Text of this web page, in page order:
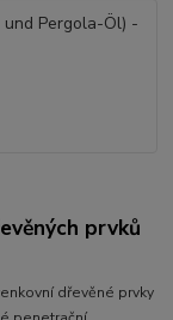
prvků
dřevěné prvky